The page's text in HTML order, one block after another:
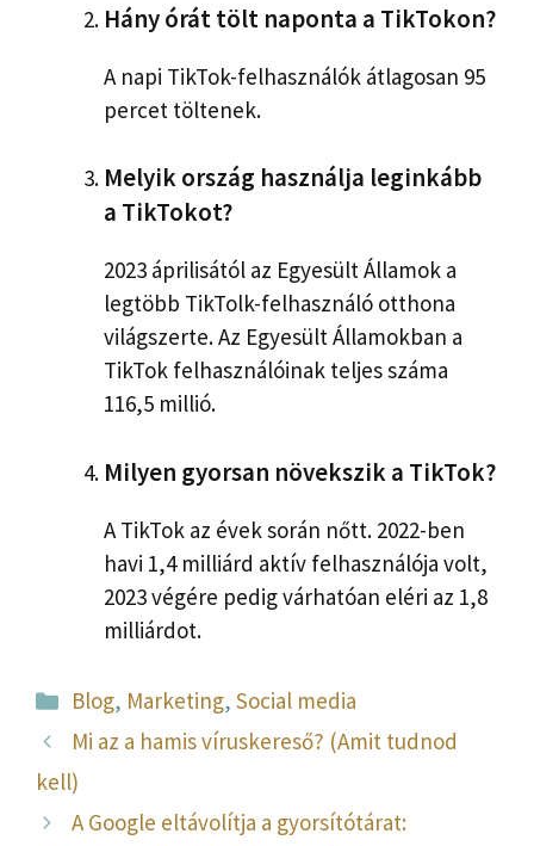
Hány órát tölt naponta a TikTokon?
A napi TikTok-felhasználók átlagosan 95
percet töltenek.
Melyik ország használja leginkább
a TikTokot?
2023 áprilisától az Egyesült Államok a
legtöbb TikTolk-felhasználó otthona
világszerte. Az Egyesült Államokban a
TikTok felhasználóinak teljes száma
116,5 millió.
Milyen gyorsan növekszik a TikTok?
A TikTok az évek során nőtt. 2022-ben
havi 1,4 milliárd aktív felhasználója volt,
2023 végére pedig várhatóan eléri az 1,8
milliárdot.
Kategória
Blog, Marketing,Social media
Mi az a hamis víruskereső? (Amit tudnod
kell)
A Google eltávolítja a gyorsítótárat: